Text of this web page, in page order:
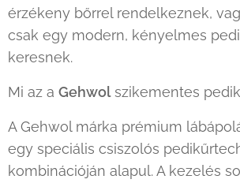
érzékeny bőrrel rendelkeznek,
csak egy modern, kényelmes
keresnek.
Mi az a Gehwolszikementes
A Gehwol márka prémium
egy speciális csiszolós
kombinációján alapul. A kezelés